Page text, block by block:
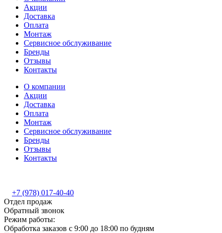
Акции
Доставка
Оплата
Монтаж
Сервисное обслуживание
Бренды
Отзывы
Контакты
О компании
Акции
Доставка
Оплата
Монтаж
Сервисное обслуживание
Бренды
Отзывы
Контакты
+7 (978) 017-40-40
Отдел продаж
Обратный звонок
Режим работы:
Обработка заказов с 9:00 до 18:00 по будням